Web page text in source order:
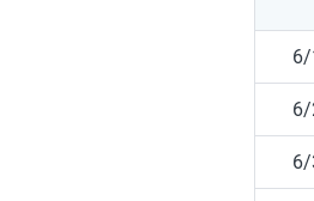
6/
6/
6/